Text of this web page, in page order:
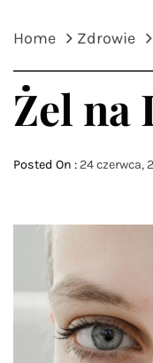
Home Zdrowie
Żel na
Posted On : 24 czerwca,